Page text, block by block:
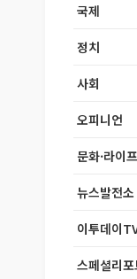
국제
정치
사회
오피니언
문화·라이프
뉴스발전소
이투데이
스페셜리포